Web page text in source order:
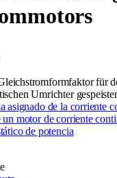
für
Umrichter
asignado de la corriente
motor de corriente
de potencia